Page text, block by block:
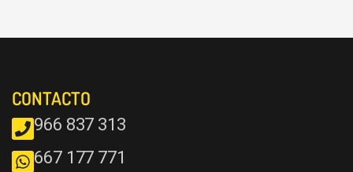
CONTACTO
966 837 313
667 177 771